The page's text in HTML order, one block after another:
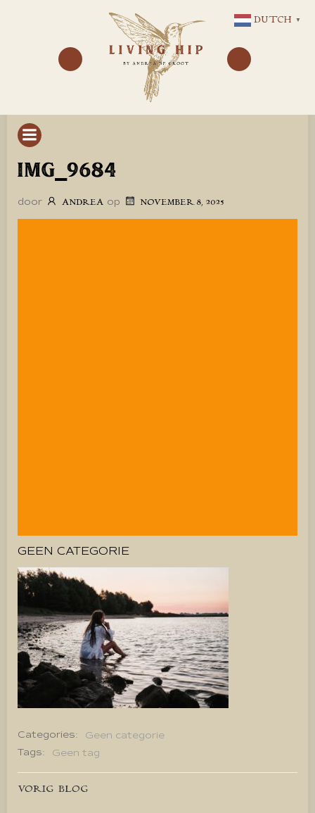
NAAR
DE
INHOUD
IMG_9684
door ANDREA op NOVEMBER 8, 2025
GEEN CATEGORIE
Categories:
Geen categorie
Tags:
Geen tag
Bericht
VORIG BLOG
DUTCH ▼